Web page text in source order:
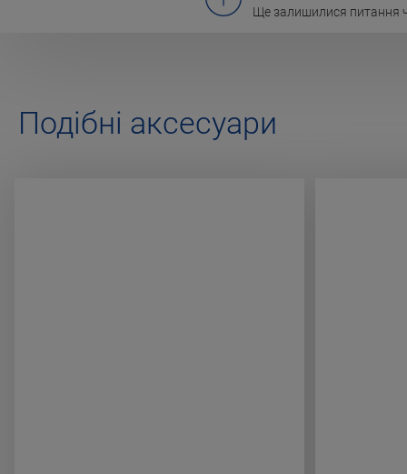
Ще залишилися питання
Подібні аксесуари